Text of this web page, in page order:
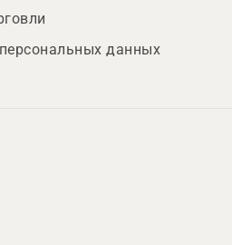
данных